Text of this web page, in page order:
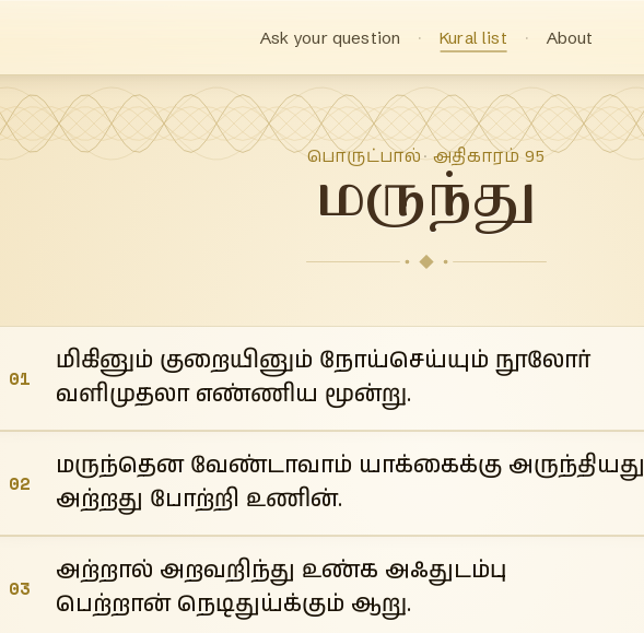
Ask your question Kural list About
பொருட்பால்·அதிகாரம்95
மருந்து
01
மிகினும் குறையினும் நோய்செய்யும் நூலோர்
வளிமுதலா எண்ணிய மூன்று.
02
மருந்தென வேண்டாவாம் யாக்கைக்கு அருந்தியது
அற்றது போற்றி உணின்.
03
அற்றால் அறவறிந்து உண்க அஃதுடம்பு
பெற்றான் நெடிதுய்க்கும் ஆறு.